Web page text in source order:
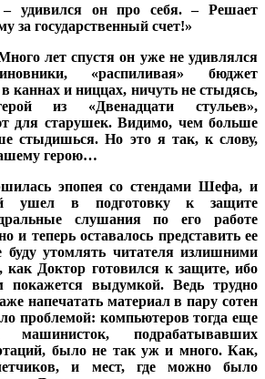
удивился он про себя. – Решает
за государственный счет!»
лет спустя он уже не удивлялся
«распиливая» бюджет
каннах и ниццах, ничуть не стыдясь,
из «Двенадцати стульев»,
для старушек. Видимо, чем больше
стыдишься. Но это я так, к слову,
герою…
эпопея со стендами Шефа, и
ушел в подготовку к защите
слушания по его работе
и теперь оставалось представить ее
утомлять читателя излишними
как Доктор готовился к защите, ибо
покажется выдумкой. Ведь трудно
напечатать материал в пару сотен
проблемой: компьютеров тогда еще
подрабатывавших
было не так уж и много. Как,
и мест, где можно было